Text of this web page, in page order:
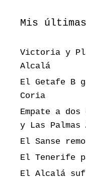
Mis
Victoria y
Alcalá
El Getafe B
Coria
Empate a dos
y Las Palmas
El Sanse
El Tenerife
El Alcalá